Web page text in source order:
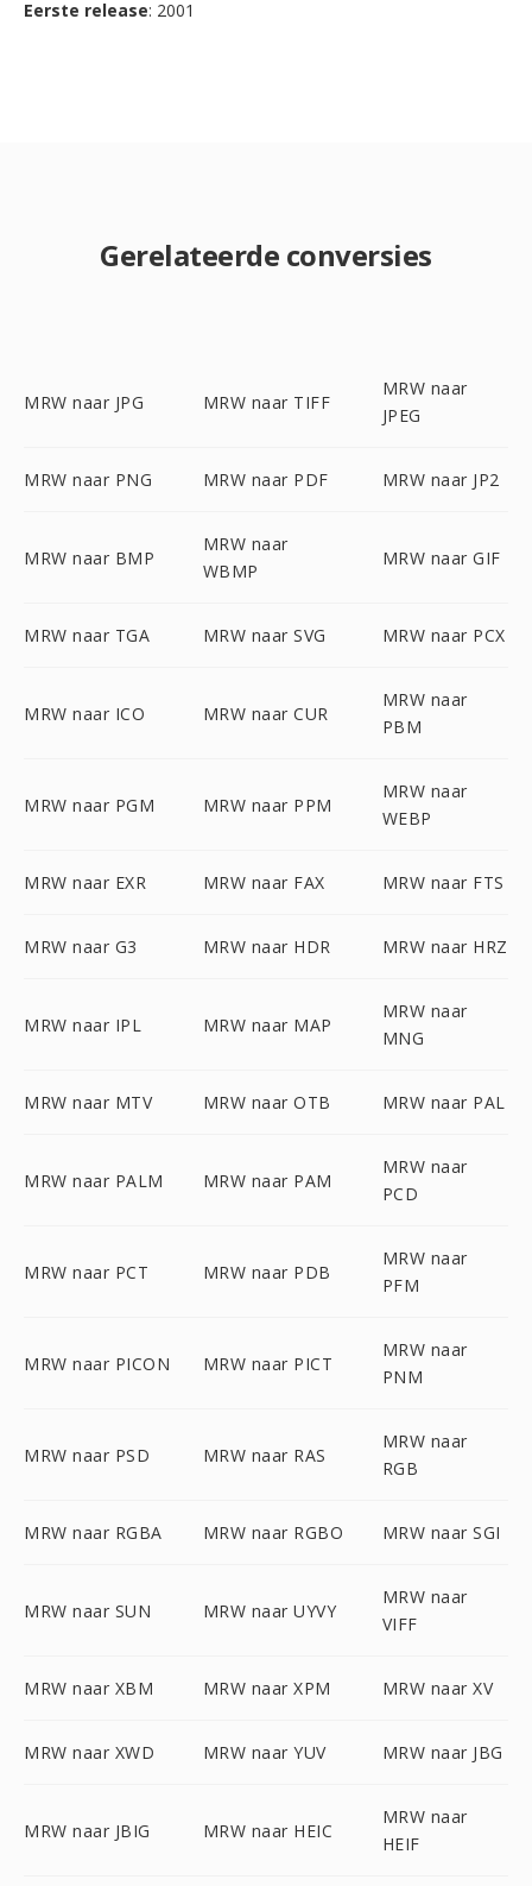
Eerste release: 2001
Gerelateerde conversies
MRW naar JPG MRW naar TIFF
MRW naar
JPEG
MRW naar PNG MRW naar PDF MRW naar JP2
MRW naar BMP
MRW naar
WBMP
MRW naar GIF
MRW naar TGA MRW naar SVG MRW naar PCX
MRW naar ICO MRW naar CUR
MRW naar
PBM
MRW naar PGM MRW naar PPM
MRW naar
WEBP
MRW naar EXR MRW naar FAX MRW naar FTS
MRW naar G3 MRW naar HDR MRW naar HRZ
MRW naar IPL MRW naar MAP
MRW naar
MNG
MRW naar MTV MRW naar OTB MRW naar PAL
MRW naar PALM MRW naar PAM
MRW naar
PCD
MRW naar PCT MRW naar PDB
MRW naar
PFM
MRW naar PICON MRW naar PICT
MRW naar
PNM
MRW naar PSD MRW naar RAS
MRW naar
RGB
MRW naar RGBA MRW naar RGBO MRW naar SGI
MRW naar SUN MRW naar UYVY
MRW naar
VIFF
MRW naar XBM MRW naar XPM MRW naar XV
MRW naar XWD MRW naar YUV MRW naar JBG
MRW naar JBIG MRW naar HEIC
MRW naar
HEIF